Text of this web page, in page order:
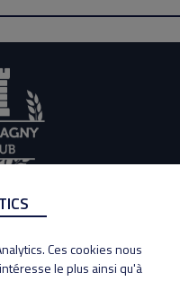
48
Ces cookies nous
le plus ainsi qu'à